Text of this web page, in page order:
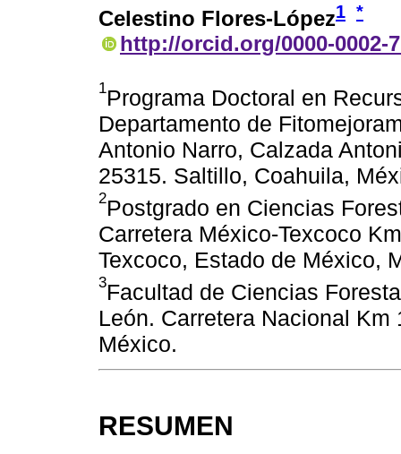
Celestino Flores-López1 *
http://orcid.org/0000-0002-
1Programa Doctoral en
Departamento de
Antonio Narro, Calzada
25315. Saltillo, Coahuila,
2Postgrado en Ciencias
Carretera México-Texcoco
Texcoco, Estado de México,
3Facultad de Ciencias
León. Carretera Nacional
México.
RESUMEN